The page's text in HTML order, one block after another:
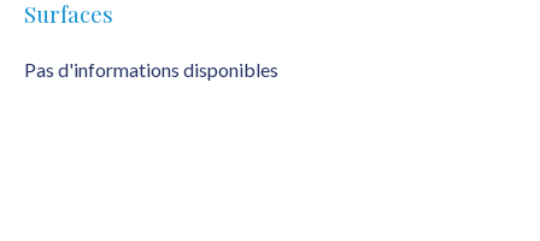
Surfaces
Pas d'informations disponibles